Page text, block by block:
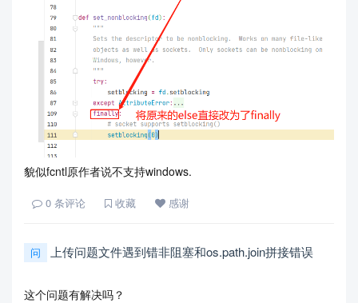
貌似fcntl原作者说不支持windows.
0 条评论 收藏 感谢
问 上传问题文件遇到错非阻塞和os.path.join拼接错误
这个问题有解决吗？